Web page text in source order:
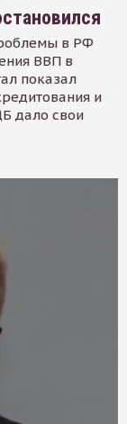
в РФ
ВВП в
показал
и
дало свои